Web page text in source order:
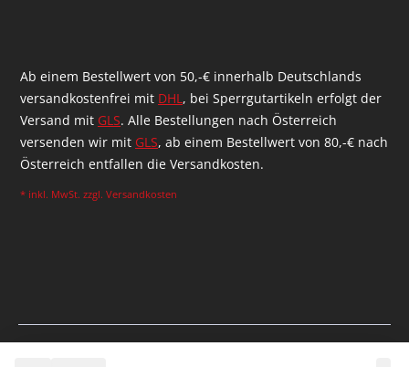
Ab einem Bestellwert von 50,-€ innerhalb Deutschlands
versandkostenfrei mit DHL, bei Sperrgutartikeln erfolgt der
Versand mit GLS. Alle Bestellungen nach Österreich
versenden wir mit GLS, ab einem Bestellwert von 80,-€ nach
Österreich entfallen die Versandkosten.
* inkl. MwSt. zzgl. Versandkosten